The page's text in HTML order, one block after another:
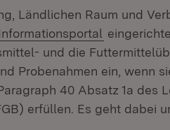
Ländlichen Raum und
Extern:
Informationsportal (Öffnet in
und die
Probenahmen ein, wenn
40 Absatz 1a des
erfüllen. Es geht dabei